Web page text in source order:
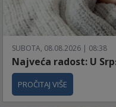
SUBOTA, 08.08.2026 | 08:38
Najveća radost: U
PROČITAJ VIŠE